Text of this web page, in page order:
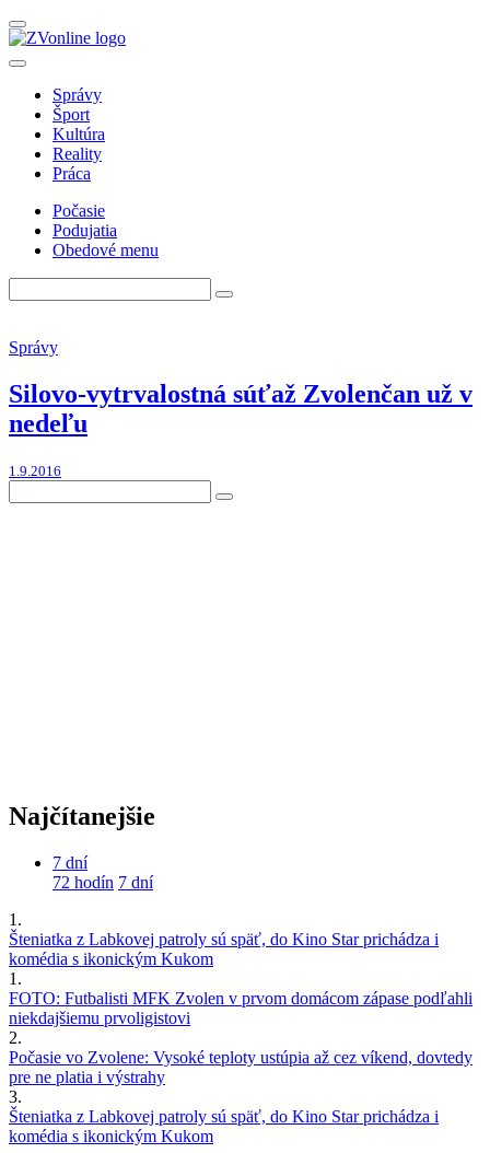
Správy
Šport
Kultúra
Reality
Práca
Počasie
Podujatia
Obedové menu
Správy
Silovo-vytrvalostná súťaž Zvolenčan už v
nedeľu
1.9.2016
Najčítanejšie
7 dní
72 hodín 7 dní
1.
Šteniatka z Labkovej patroly sú späť, do Kino Star prichádza i
komédia s ikonickým Kukom
1.
FOTO: Futbalisti MFK Zvolen v prvom domácom zápase podľahli
niekdajšiemu prvoligistovi
2.
Počasie vo Zvolene: Vysoké teploty ustúpia až cez víkend, dovtedy
pre ne platia i výstrahy
3.
Šteniatka z Labkovej patroly sú späť, do Kino Star prichádza i
komédia s ikonickým Kukom